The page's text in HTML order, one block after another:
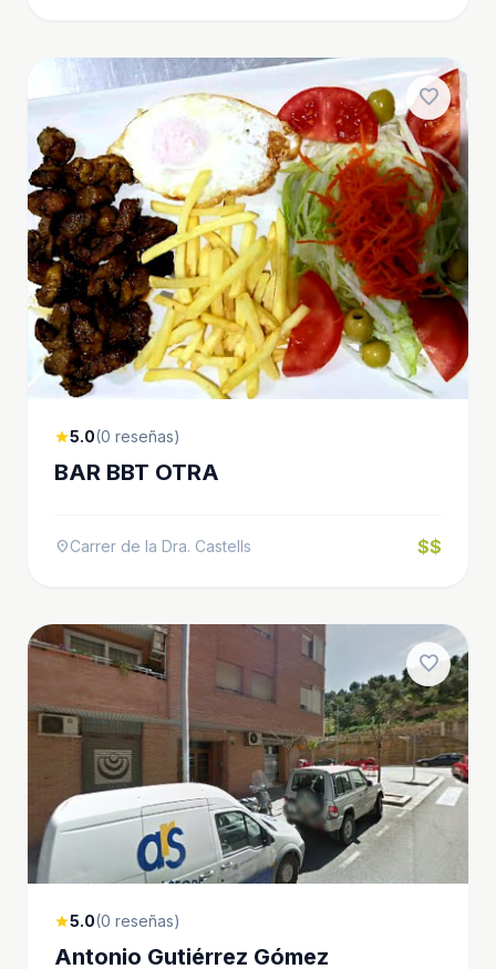
favorite
star5.0(0 reseñas)
BAR BBT OTRA
location_onCarrer de la Dra. Castells $$
favorite
star5.0(0 reseñas)
Antonio Gutiérrez Gómez